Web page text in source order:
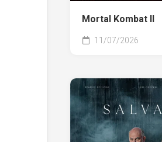
Mortal Kombat II
11/07/2026